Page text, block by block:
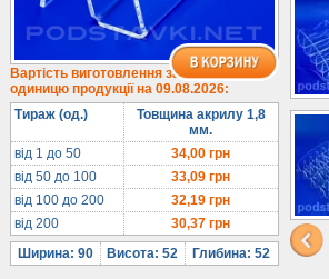
1/3 формату А4
Комбіновані
Навісні кишені
Менюхолдери
Під мобільні
Під біжутерію
Гірки та подіуми
Під косметику
Під солодке
Для хот-догів
Вартість виготовлення за
одиницю продукції на 09.08.2026:
Тираж (од.)
Товщина акрилу 1,8
мм.
від 1 до 50
34,00 грн
від 50 до 100
33,09 грн
від 100 до 200
32,19 грн
від 200
30,37 грн
Ширина: 90
Висота: 52 Глибина: 52